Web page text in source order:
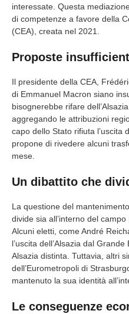
interessate. Questa
di competenze a favore della
(CEA), creata nel 2021.
Proposte
Il presidente della CEA,
di Emmanuel Macron siano
bisognerebbe rifare
aggregando le attribuzioni
capo dello Stato rifiuta l’uscita
propone di rivedere alcuni
mese.
Un dibattito che
La questione del
divide sia all’interno del
Alcuni eletti, come André
l’uscita dell’Alsazia dal
Alsazia distinta. Tuttavia, altri
dell’Eurometropoli di
mantenuto la sua identità
Le conseguenze